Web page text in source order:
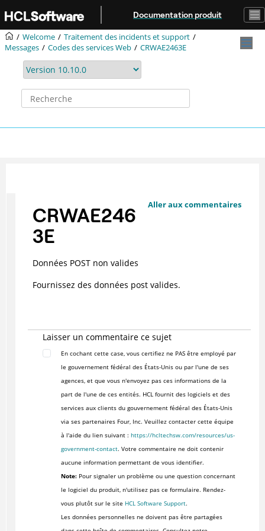
Aller au contenu principal
Documentation produit
Welcome
Traitement des incidents et support
Messages
Codes des services Web CRWAE2463E
Aller aux commentaires
CRWAE246
3E
Données POST non valides
Fournissez des données post valides.
Laisser un commentaire ce sujet
En cochant cette case, vous certifiez ne PAS être employé par
le gouvernement fédéral des États-Unis ou par l'une de ses
agences, et que vous n'envoyez pas ces informations de la
part de l'une de ces entités. HCL fournit des logiciels et des
services aux clients du gouvernement fédéral des États-Unis
via ses partenaires Four, Inc. Veuillez contacter cette équipe
à l'aide du lien suivant : https://hcltechsw.com/resources/us-
government-contact. Votre commentaire ne doit contenir
aucune information permettant de vous identifier.
Note:Pour signaler un problème ou une question concernant
le logiciel du produit, n'utilisez pas ce formulaire. Rendez-
vous plutôt sur le site HCL Software Support.
Les données personnelles ne doivent pas être partagées